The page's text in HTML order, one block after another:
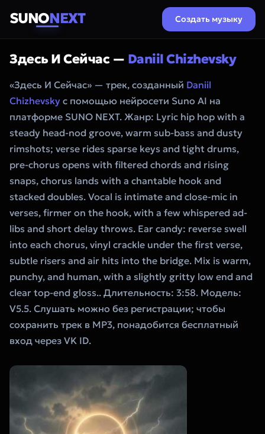
SUNONEXT Создать музыку
Здесь И Сейчас — Daniil Chizhevsky
«Здесь И Сейчас» — трек, созданный Daniil
Chizhevsky с помощью нейросети Suno AI на
платформе SUNO NEXT. Жанр: Lyric hip hop with a
steady head-nod groove, warm sub-bass and dusty
rimshots; verse rides sparse keys and tight drums,
pre-chorus opens with filtered chords and rising
snaps, chorus lands with a chantable hook and
stacked doubles. Vocal is intimate and close-mic in
verses, firmer on the hook, with a few whispered ad-
libs and short delay throws. Ear candy: reverse swell
into each chorus, vinyl crackle under the first verse,
subtle risers and air hits into the bridge. Mix is warm,
punchy, and human, with a slightly gritty low end and
clear top-end gloss.. Длительность: 3:58. Модель:
V5.5. Слушать можно без регистрации; чтобы
сохранить трек в MP3, понадобится бесплатный
вход через VK ID.